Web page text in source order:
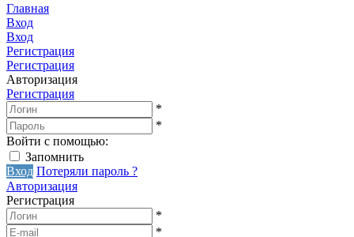
Главная
Вход
Вход
Регистрация
Регистрация
Авторизация
Регистрация
*
*
Войти с помощью:
Запомнить
Вход Потеряли пароль ?
Авторизация
Регистрация
*
*